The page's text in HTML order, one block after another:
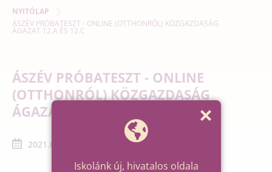
NYITÓLAP
ÁSZÉV PRÓBATESZT - ONLINE (OTTHONRÓL) KÖZGAZDASÁG
ÁGAZAT 12.A ÉS 12.C
ÁSZÉV PRÓBATESZT - ONLINE
(OTTHONRÓL) KÖZGAZDASÁG
ÁGAZAT 12.A ÉS 12.C
2021.02.15. - 2021.02.15.
Iskolánk új, hivatalos oldala